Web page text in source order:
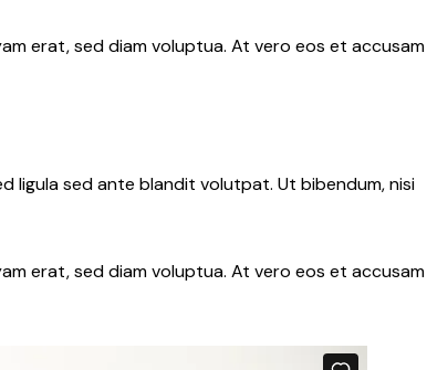
erat, sed diam voluptua. At vero eos et accusam
ligula sed ante blandit volutpat. Ut bibendum, nisi
erat, sed diam voluptua. At vero eos et accusam